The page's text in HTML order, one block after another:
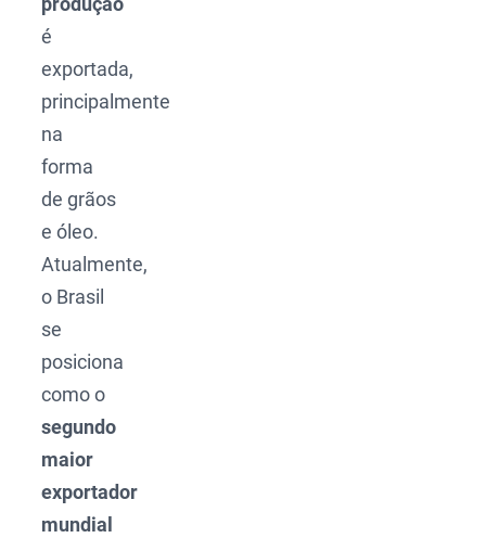
é
exportada,
principalmente
na
forma
de grãos
e óleo.
Atualmente,
o Brasil
se
posiciona
como o
segundo
maior
exportador
mundial